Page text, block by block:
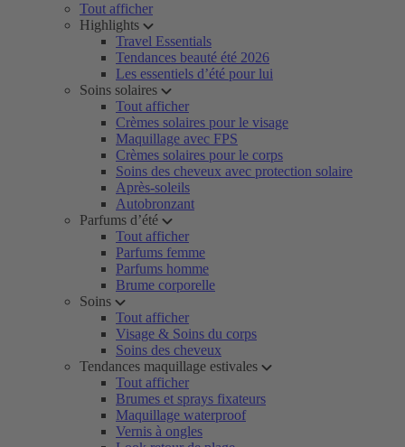
Tout afficher
Highlights
Travel Essentials
Tendances beauté été 2026
Les essentiels d’été pour lui
Soins solaires
Tout afficher
Crèmes solaires pour le visage
Maquillage avec FPS
Crèmes solaires pour le corps
Soins des cheveux avec protection solaire
Après-soleils
Autobronzant
Parfums d’été
Tout afficher
Parfums femme
Parfums homme
Brume corporelle
Soins
Tout afficher
Visage & Soins du corps
Soins des cheveux
Tendances maquillage estivales
Tout afficher
Brumes et sprays fixateurs
Maquillage waterproof
Vernis à ongles